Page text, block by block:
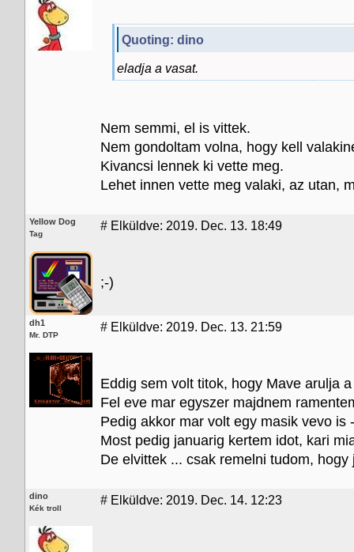
Quoting: dino
eladja a vasat.
Nem semmi, el is vittek.
Nem gondoltam volna, hogy kell
Kivancsi lennek ki vette meg.
Lehet innen vette meg valaki, az utan,
Yellow Dog
Tag
# Elküldve: 2019. Dec. 13. 18:49
;-)
dh1
Mr. DTP
# Elküldve: 2019. Dec. 13. 21:59
Eddig sem volt titok, hogy Mave arulja
Fel eve mar egyszer majdnem
Pedig akkor mar volt egy masik vevo is
Most pedig januarig kertem idot, kari
De elvittek ... csak remelni tudom,
dino
Kék troll
# Elküldve: 2019. Dec. 14. 12:23